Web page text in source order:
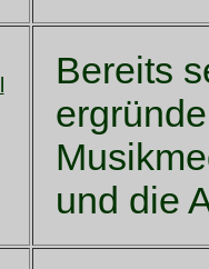
Bereits
und die